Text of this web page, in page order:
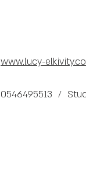
www.lucy-
0546495513 /